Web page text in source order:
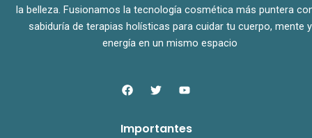
la belleza. Fusionamos la tecnología cosmética más puntera
sabiduría de terapias holísticas para cuidar tu cuerpo, mente y
energía en un mismo espacio
F
a
b
T
w
t
Y
o
u
Importantes